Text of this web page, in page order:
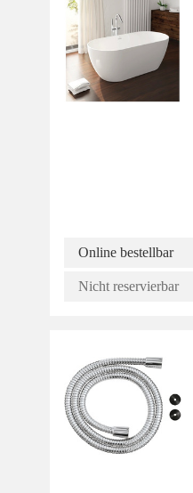
Online bestellbar
Nicht reservierbar